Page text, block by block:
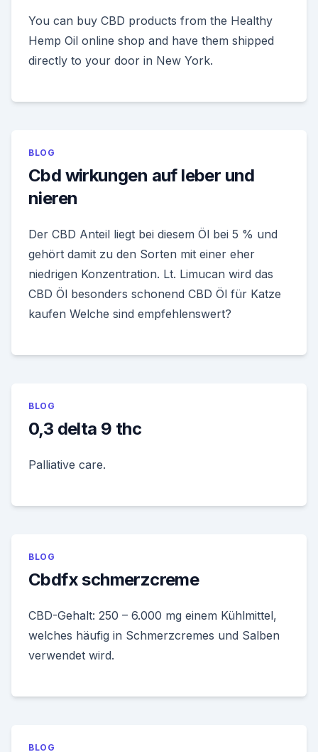
You can buy CBD products from the Healthy
Hemp Oil online shop and have them shipped
directly to your door in New York.
BLOG
Cbd wirkungen auf leber und
nieren
Der CBD Anteil liegt bei diesem Öl bei 5 % und
gehört damit zu den Sorten mit einer eher
niedrigen Konzentration. Lt. Limucan wird das
CBD Öl besonders schonend CBD Öl für Katze
kaufen Welche sind empfehlenswert?
BLOG
0,3 delta 9 thc
Palliative care.
BLOG
Cbdfx schmerzcreme
CBD-Gehalt: 250 – 6.000 mg einem Kühlmittel,
welches häufig in Schmerzcremes und Salben
verwendet wird.
BLOG